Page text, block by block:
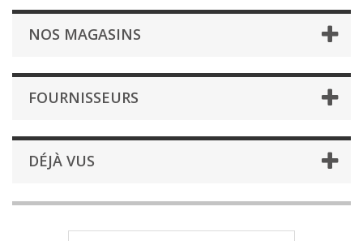
NOS MAGASINS
FOURNISSEURS
DÉJÀ VUS